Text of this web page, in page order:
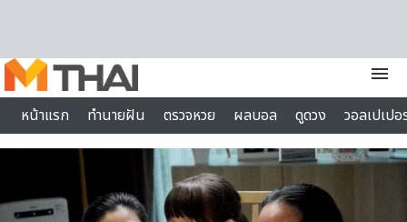
menu
หน้าแรก
ทำนายฝัน ตรวจหวย ผลบอล ดูดวง
วอลเปเป
ไลฟ์สไตล์